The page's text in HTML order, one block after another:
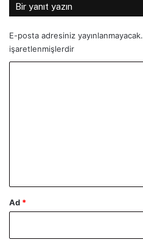
Bir yanıt yazın
E-posta adresiniz yayınlanmayacak.
işaretlenmişlerdir
Ad *